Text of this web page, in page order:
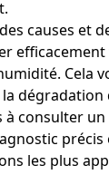
causes et
Cela
à consulter
les plus